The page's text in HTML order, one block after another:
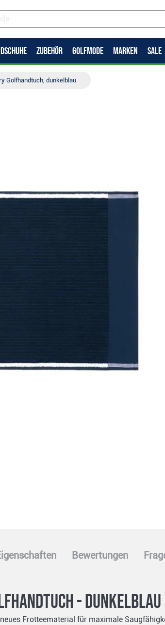
ZUBEHÖR GOLFMODE MARKEN SALE
Golfhandtuch, dunkelblau
Bewertungen
- dunkelblau
Frotteematerial für maximale